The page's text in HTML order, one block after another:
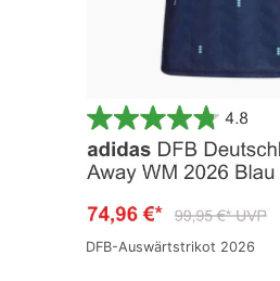
DFB-Auswärtstrikot 2026